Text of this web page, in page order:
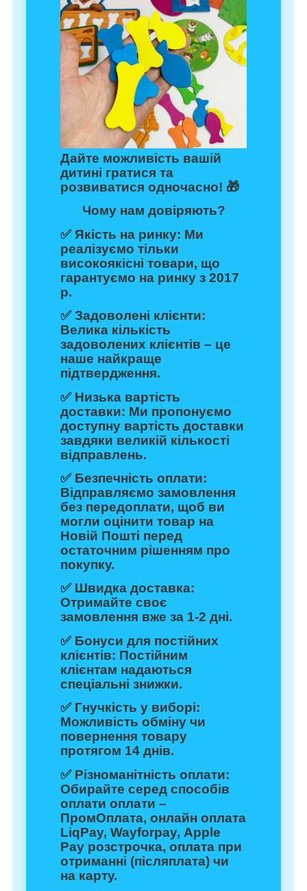
Дайте можливість вашій
дитині гратися та
розвиватися одночасно! 🎁
Чому нам довіряють?
✅ Якість на ринку: Ми
реалізуємо тільки
високоякісні товари, що
гарантуємо на ринку з 2017
р.
✅Задоволені клієнти:
Велика кількість
задоволених клієнтів – це
наше найкраще
підтвердження.
✅ Низька вартість
доставки: Ми пропонуємо
доступну вартість доставки
завдяки великій кількості
відправлень.
✅ Безпечність оплати:
Відправляємо замовлення
без передоплати, щоб ви
могли оцінити товар на
Новій Пошті перед
остаточним рішенням про
покупку.
✅ Швидка доставка:
Отримайте своє
замовлення вже за 1-2 дні.
✅ Бонуси для постійних
клієнтів: Постійним
клієнтам надаються
спеціальні знижки.
✅ Гнучкість у виборі:
Можливість обміну чи
повернення товару
протягом 14 днів.
✅ Різноманітність оплати:
Обирайте серед способів
оплати оплати –
ПромОплата, онлайн оплата
LiqPay, Wayforpay, Apple
Pay розстрочка, оплата при
отриманні (післяплата) чи
на карту.